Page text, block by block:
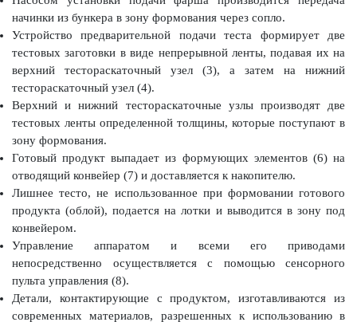
начинки из бункера в зону формования через сопло.
Устройство предварительной подачи теста формирует две
тестовых заготовки в виде непрерывной ленты, подавая их на
верхний тестораскаточный узел (3), а затем на нижний
тестораскаточный узел (4).
Верхний и нижний тестораскаточные узлы производят две
тестовых ленты определенной толщины, которые поступают в
зону формования.
Готовый продукт выпадает из формующих элементов (6) на
отводящий конвейер (7) и доставляется к накопителю.
Лишнее тесто, не использованное при формовании готового
продукта (облой), подается на лотки и выводится в зону под
конвейером.
Управление аппаратом и всеми его приводами
непосредственно осуществляется с помощью сенсорного
пульта управления (8).
Детали, контактирующие с продуктом, изготавливаются из
современных материалов, разрешенных к использованию в